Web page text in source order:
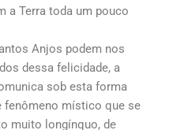
a Terra toda um pouco
Anjos podem nos
dessa felicidade, a
sob esta forma
fenômeno místico que se
muito longínquo, de